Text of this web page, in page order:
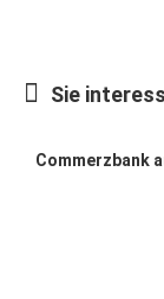
Lifestyle
Podcast
Sie
Commerzbank